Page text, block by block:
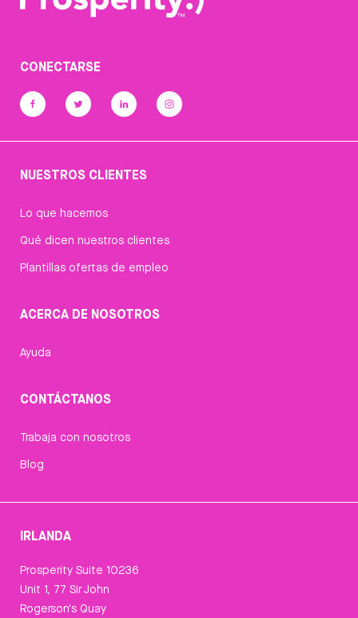
CONECTARSE
NUESTROS CLIENTES
Lo que hacemos
Qué dicen nuestros clientes
Plantillas ofertas de empleo
ACERCA DE NOSOTROS
Ayuda
CONTÁCTANOS
Trabaja con nosotros
Blog
IRLANDA
Prosperity Suite 10236
Unit 1, 77 Sir John
Rogerson's Quay